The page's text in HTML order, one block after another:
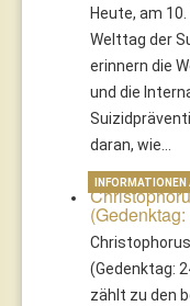
Heute, am
Welttag der
erinnern die
und die
daran, wie…
(Gedenktag:
zählt zu den